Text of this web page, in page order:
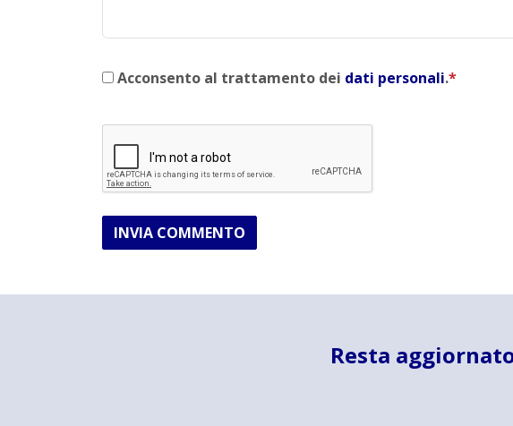
Acconsento al trattamento dei dati personali.*
INVIA COMMENTO
Resta